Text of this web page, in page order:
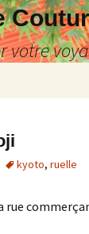
votre
kyoto, ruelle
rue